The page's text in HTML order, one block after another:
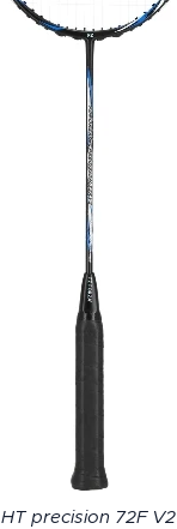
HT precision 72F V2